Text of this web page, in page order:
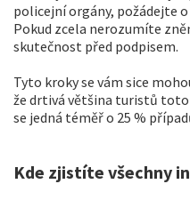
policejní orgány, požádejte
Pokud zcela nerozumíte
skutečnost před podpisem.
Tyto kroky se vám sice
že drtivá většina turistů
se jedná téměř o 25 %
Kde zjistíte všechny